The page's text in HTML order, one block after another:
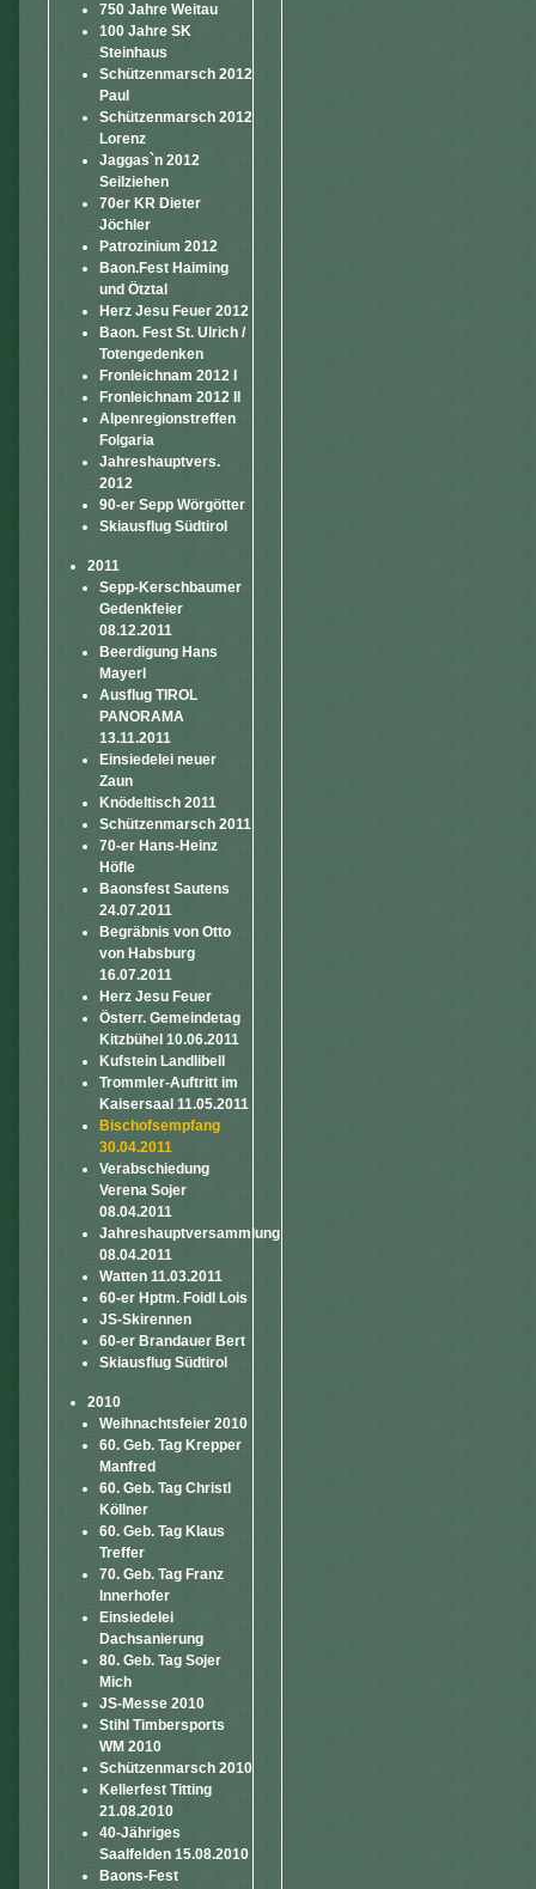
750 Jahre Weitau
100 Jahre SK
Steinhaus
Schützenmarsch 2012
Paul
Schützenmarsch 2012
Lorenz
Jaggas`n 2012
Seilziehen
70er KR Dieter
Jöchler
Patrozinium 2012
Baon.Fest Haiming
und Ötztal
Herz Jesu Feuer 2012
Baon. Fest St. Ulrich /
Totengedenken
Fronleichnam 2012 I
Fronleichnam 2012 II
Alpenregionstreffen
Folgaria
Jahreshauptvers.
2012
90-er Sepp Wörgötter
Skiausflug Südtirol
2011
Sepp-Kerschbaumer
Gedenkfeier
08.12.2011
Beerdigung Hans
Mayerl
Ausflug TIROL
PANORAMA
13.11.2011
Einsiedelei neuer
Zaun
Knödeltisch 2011
Schützenmarsch 2011
70-er Hans-Heinz
Höfle
Baonsfest Sautens
24.07.2011
Begräbnis von Otto
von Habsburg
16.07.2011
Herz Jesu Feuer
Österr. Gemeindetag
Kitzbühel 10.06.2011
Kufstein Landlibell
Trommler-Auftritt im
Kaisersaal 11.05.2011
Bischofsempfang
30.04.2011
Verabschiedung
Verena Sojer
08.04.2011
Jahreshauptversammlung
08.04.2011
Watten 11.03.2011
60-er Hptm. Foidl Lois
JS-Skirennen
60-er Brandauer Bert
Skiausflug Südtirol
2010
Weihnachtsfeier 2010
60. Geb. Tag Krepper
Manfred
60. Geb. Tag Christl
Köllner
60. Geb. Tag Klaus
Treffer
70. Geb. Tag Franz
Innerhofer
Einsiedelei
Dachsanierung
80. Geb. Tag Sojer
Mich
JS-Messe 2010
Stihl Timbersports
WM 2010
Schützenmarsch 2010
Kellerfest Titting
21.08.2010
40-Jähriges
Saalfelden 15.08.2010
Baons-Fest